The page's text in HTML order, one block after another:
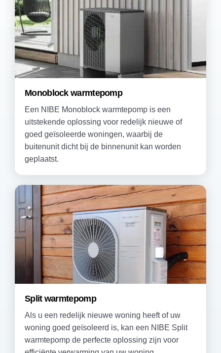
Monoblock warmtepomp
Een NIBE Monoblock warmtepomp is een
uitstekende oplossing voor redelijk nieuwe of
goed geïsoleerde woningen, waarbij de
buitenunit dicht bij de binnenunit kan worden
geplaatst.
Split warmtepomp
Als u een redelijk nieuwe woning heeft of uw
woning goed geïsoleerd is, kan een NIBE Split
warmtepomp de perfecte oplossing zijn voor